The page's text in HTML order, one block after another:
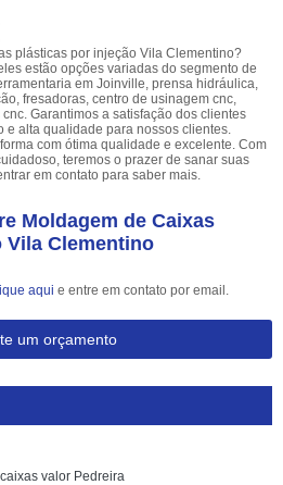
plásticas por injeção Vila Clementino?
estão opções variadas do segmento de
em Joinville, prensa hidráulica,
fresadoras, centro de usinagem cnc,
Garantimos a satisfação dos clientes
alta qualidade para nossos clientes.
com ótima qualidade e excelente. Com
teremos o prazer de sanar suas
em contato para saber mais.
Moldagem de Caixas
Vila Clementino
aqui e entre em contato por email.
um orçamento
valor Pedreira